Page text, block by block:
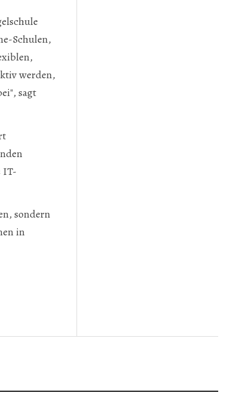
Schulen,
werden,
sagt
IT-
sondern
in
UM DIGITALE SERVICES ERWEITERT
NETZWERKPLATTFORM VON HUAWEI